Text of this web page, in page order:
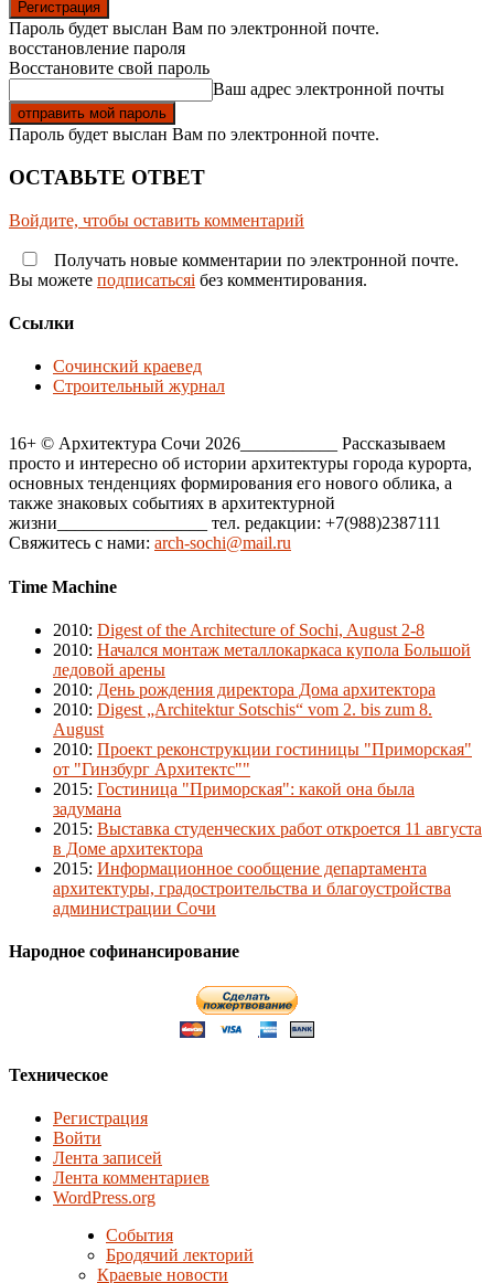
Пароль будет выслан Вам по электронной почте.
восстановление пароля
Восстановите свой пароль
Ваш адрес электронной почты
Пароль будет выслан Вам по электронной почте.
ОСТАВЬТЕ ОТВЕТ
Войдите, чтобы оставить комментарий
Получать новые комментарии по электронной почте.
Вы можете подписатьсяi без комментирования.
Ссылки
Сочинский краевед
Строительный журнал
16+ © Архитектура Сочи 2026___________ Рассказываем
просто и интересно об истории архитектуры города курорта,
основных тенденциях формирования его нового облика, а
также знаковых событиях в архитектурной
жизни_________________ тел. редакции: +7(988)2387111
Свяжитесь с нами: arch-sochi@mail.ru
Time Machine
2010: Digest of the Architecture of Sochi, August 2-8
2010: Начался монтаж металлокаркаса купола Большой
ледовой арены
2010: День рождения директора Дома архитектора
2010: Digest „Architektur Sotschis“ vom 2. bis zum 8.
August
2010: Проект реконструкции гостиницы "Приморская"
от "Гинзбург Архитектс""
2015: Гостиница "Приморская": какой она была
задумана
2015: Выставка студенческих работ откроется 11 августа
в Доме архитектора
2015: Информационное сообщение департамента
архитектуры, градостроительства и благоустройства
администрации Сочи
Народное софинансирование
Техническое
Регистрация
Войти
Лента записей
Лента комментариев
WordPress.org
События
Бродячий лекторий
Краевые новости